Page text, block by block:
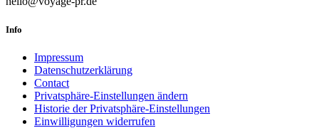
Info
Impressum
Datenschutzerklärung
Contact
Privatsphäre-Einstellungen ändern
Historie der Privatsphäre-Einstellungen
Einwilligungen widerrufen